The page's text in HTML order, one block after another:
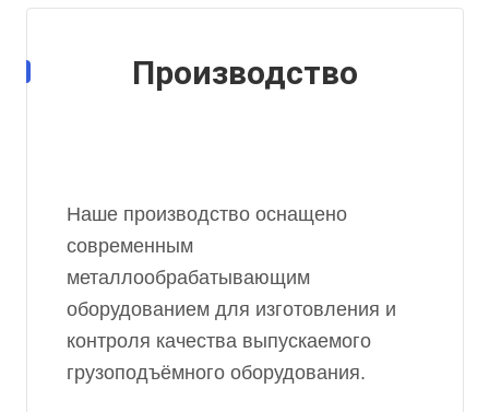
Производство
Наше производство оснащено
современным
металлообрабатывающим
оборудованием для изготовления и
контроля качества выпускаемого
грузоподъёмного оборудования.